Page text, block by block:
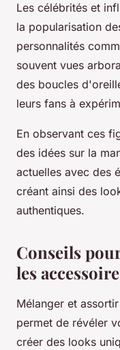
Les célébrités et
la popularisation
personnalités
souvent vues
des boucles
leurs fans à
En observant ces
des idées sur la
actuelles avec des
créant ainsi des
authentiques.
Conseils
les
Mélanger et
permet de révéler
créer des looks